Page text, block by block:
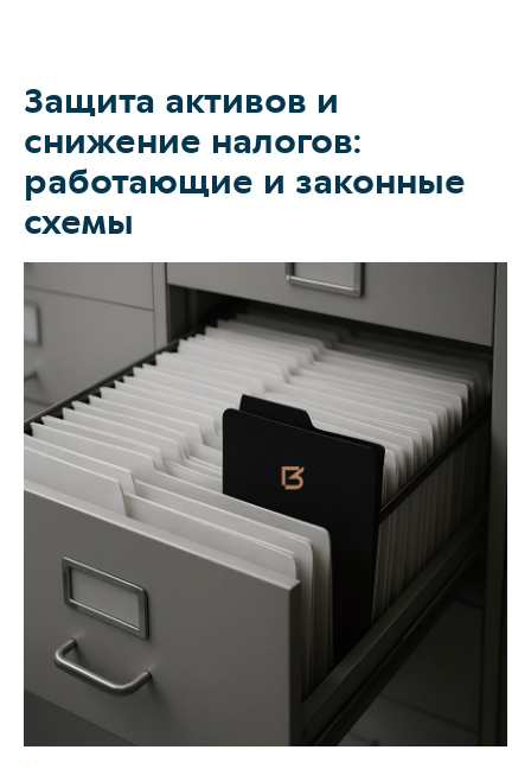
Практики
Контакты
+7 911 925-
Защита активов и
снижение налогов:
работающие и законные
схемы